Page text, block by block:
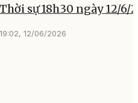
Thời sự 18h30 ngày 12/6/
19:02, 12/06/2026